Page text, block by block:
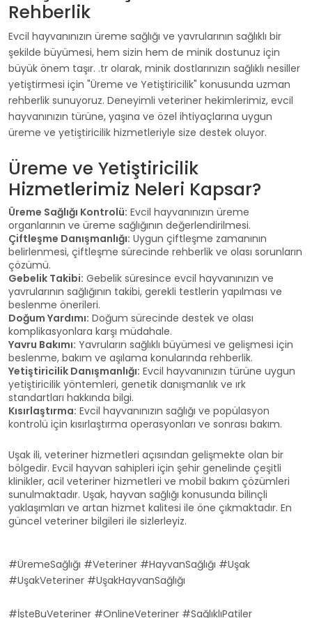
Rehberlik
Evcil hayvanınızın üreme sağlığı ve yavrularının sağlıklı bir
şekilde büyümesi, hem sizin hem de minik dostunuz için
büyük önem taşır. .tr olarak, minik dostlarınızın sağlıklı nesiller
yetiştirmesi için "Üreme ve Yetiştiricilik" konusunda uzman
rehberlik sunuyoruz. Deneyimli veteriner hekimlerimiz, evcil
hayvanınızın türüne, yaşına ve özel ihtiyaçlarına uygun
üreme ve yetiştiricilik hizmetleriyle size destek oluyor.
Üreme ve Yetiştiricilik
Hizmetlerimiz Neleri Kapsar?
Üreme Sağlığı Kontrolü: Evcil hayvanınızın üreme
organlarının ve üreme sağlığının değerlendirilmesi.
Çiftleşme Danışmanlığı: Uygun çiftleşme zamanının
belirlenmesi, çiftleşme sürecinde rehberlik ve olası sorunların
çözümü.
Gebelik Takibi: Gebelik süresince evcil hayvanınızın ve
yavrularının sağlığının takibi, gerekli testlerin yapılması ve
beslenme önerileri.
Doğum Yardımı: Doğum sürecinde destek ve olası
komplikasyonlara karşı müdahale.
Yavru Bakımı: Yavruların sağlıklı büyümesi ve gelişmesi için
beslenme, bakım ve aşılama konularında rehberlik.
Yetiştiricilik Danışmanlığı: Evcil hayvanınızın türüne uygun
yetiştiricilik yöntemleri, genetik danışmanlık ve ırk
standartları hakkında bilgi.
Kısırlaştırma: Evcil hayvanınızın sağlığı ve popülasyon
kontrolü için kısırlaştırma operasyonları ve sonrası bakım.
Uşak ili, veteriner hizmetleri açısından gelişmekte olan bir
bölgedir. Evcil hayvan sahipleri için şehir genelinde çeşitli
klinikler, acil veteriner hizmetleri ve mobil bakım çözümleri
sunulmaktadır. Uşak, hayvan sağlığı konusunda bilinçli
yaklaşımları ve artan hizmet kalitesi ile öne çıkmaktadır. En
güncel veteriner bilgileri ile sizlerleyiz.
#ÜremeSağlığı #Veteriner #HayvanSağlığı #Uşak
#UşakVeteriner #UşakHayvanSağlığı
#İşteBuVeteriner #OnlineVeteriner #SağlıklıPatiler